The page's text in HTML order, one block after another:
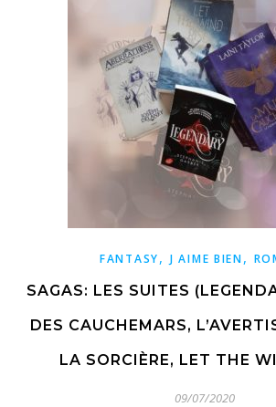
FANTASY, J AIME BIEN,
SAGAS: LES SUITES
DES CAUCHEMARS,
LA SORCIÈRE, LET THE
09/07/2020